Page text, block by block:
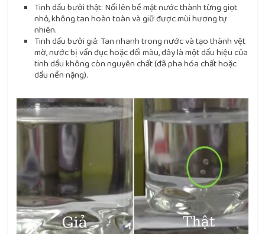
Tinh dầu bưởi thật: Nổi lên bề mặt nước thành từng giọt
nhỏ, không tan hoàn toàn và giữ được mùi hương tự
nhiên.
Tinh dầu bưởi giả: Tan nhanh trong nước và tạo thành vệt
mờ, nước bị vẩn đục hoặc đổi màu, đây là một dấu hiệu của
tinh dầu không còn nguyên chất (đã pha hóa chất hoặc
dầu nền nặng).